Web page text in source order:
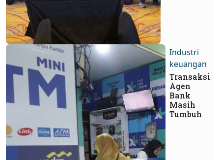
Industri
keuangan
Transaksi
Agen
Bank
Masih
Tumbuh